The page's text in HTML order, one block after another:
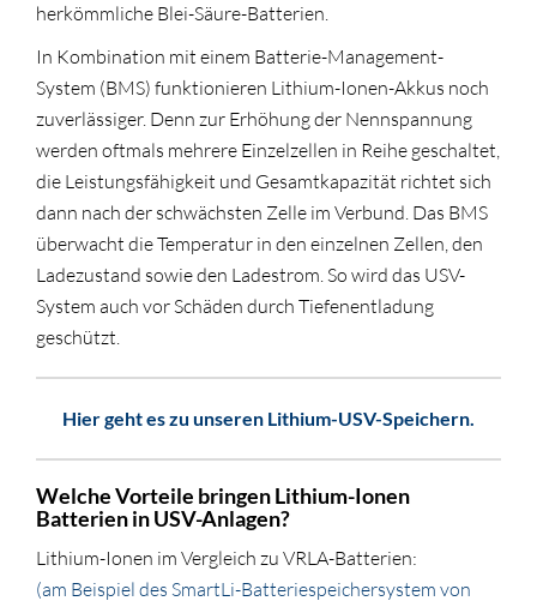
herkömmliche Blei-Säure-Batterien.
In Kombination mit einem Batterie-Management-
System (BMS) funktionieren Lithium-Ionen-Akkus noch
zuverlässiger. Denn zur Erhöhung der Nennspannung
werden oftmals mehrere Einzelzellen in Reihe geschaltet,
die Leistungsfähigkeit und Gesamtkapazität richtet sich
dann nach der schwächsten Zelle im Verbund. Das BMS
überwacht die Temperatur in den einzelnen Zellen, den
Ladezustand sowie den Ladestrom. So wird das USV-
System auch vor Schäden durch Tiefenentladung
geschützt.
Hier geht es zu unseren Lithium-USV-Speichern.
Welche Vorteile bringen Lithium-Ionen
Batterien in USV-Anlagen?
Lithium-Ionen im Vergleich zu VRLA-Batterien:
(am Beispiel des SmartLi-Batteriespeichersystem von